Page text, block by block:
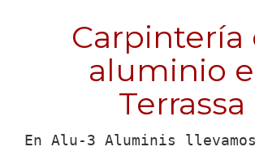
Carpintería
aluminio
Terrassa
En Alu-3 Aluminis